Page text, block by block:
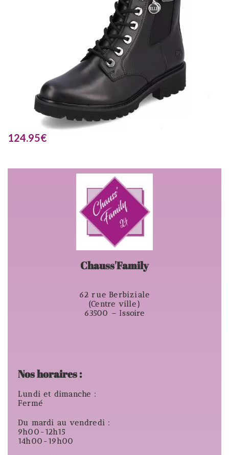
124.95€
Chauss'Family
62 rue Berbiziale
(Centre ville)
63500 – Issoire
Nos horaires :
Lundi et dimanche :
Fermé
Du mardi au vendredi :
9h00-12h15
14h00-19h00